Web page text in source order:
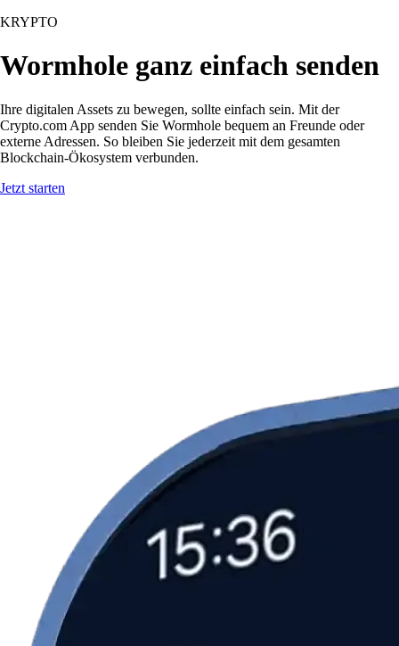
KRYPTO
Wormhole ganz einfach senden
Ihre digitalen Assets zu bewegen, sollte einfach sein. Mit der
Crypto.com App senden Sie Wormhole bequem an Freunde oder
externe Adressen. So bleiben Sie jederzeit mit dem gesamten
Blockchain-Ökosystem verbunden.
Jetzt starten